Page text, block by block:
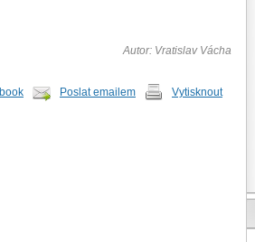
Autor: Vratislav Vácha
Poslat emailem Vytisknout